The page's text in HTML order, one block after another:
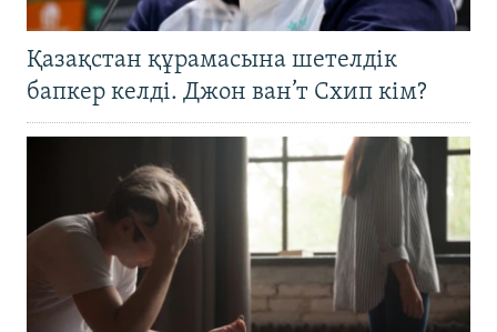
Қазақстан құрамасына шетелдік
бапкер келді. Джон ван’т Схип кім?